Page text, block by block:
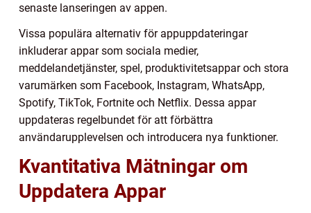
senaste lanseringen av appen.
Vissa populära alternativ för appuppdateringar
inkluderar appar som sociala medier,
meddelandetjänster, spel, produktivitetsappar och stora
varumärken som Facebook, Instagram, WhatsApp,
Spotify, TikTok, Fortnite och Netflix. Dessa appar
uppdateras regelbundet för att förbättra
användarupplevelsen och introducera nya funktioner.
Kvantitativa Mätningar om
Uppdatera Appar